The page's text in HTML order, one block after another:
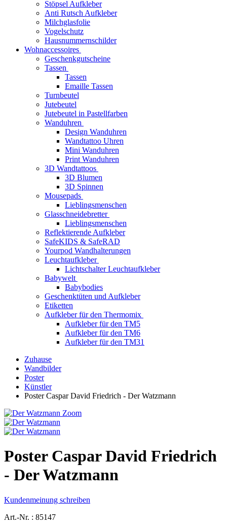
Stöpsel Aufkleber
Anti Rutsch Aufkleber
Milchglasfolie
Vogelschutz
Hausnummernschilder
Wohnaccessoires
Geschenkgutscheine
Tassen
Tassen
Emaille Tassen
Turnbeutel
Jutebeutel
Jutebeutel in Pastellfarben
Wanduhren
Design Wanduhren
Wandtattoo Uhren
Mini Wanduhren
Print Wanduhren
3D Wandtattoos
3D Blumen
3D Spinnen
Mousepads
Lieblingsmenschen
Glasschneidebretter
Lieblingsmenschen
Reflektierende Aufkleber
SafeKIDS & SafeRAD
Yourpod Wandhalterungen
Leuchtaufkleber
Lichtschalter Leuchtaufkleber
Babywelt
Babybodies
Geschenktüten und Aufkleber
Etiketten
Aufkleber für den Thermomix
Aufkleber für den TM5
Aufkleber für den TM6
Aufkleber für den TM31
Zuhause
Wandbilder
Poster
Künstler
Poster Caspar David Friedrich - Der Watzmann
Zoom
Poster Caspar David Friedrich
- Der Watzmann
Kundenmeinung schreiben
Art.-Nr. : 85147